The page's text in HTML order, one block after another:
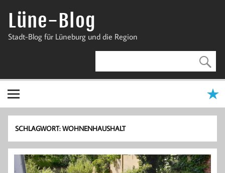
InhaltLüne-Blog
Stadt-Blog für Lüneburg und die Region
SCHLAGWORT:WOHNENHAUSHALT